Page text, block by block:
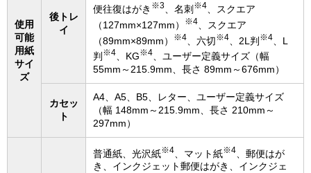
使用
可能
用紙
サイ
ズ
後トレ
イ
便往復はがき ※3 、名刺 ※4
、スクエア
（127mm×127mm）
※4
、スクエア
（89mm×89mm）
※4 、六切※4 、2L判※4
、L
判 ※4 、KG※4
、ユーザー定義サイズ（幅
55mm～215.9mm、長さ 89mm～676mm）
カセッ
ト
A4、A5、B5、レター、ユーザー定義サイズ
（幅 148mm～215.9mm、長さ 210mm～
297mm）
普通紙、光沢紙※4 、マット紙※4
、郵便はが
き、インクジェット郵便はがき、インクジェ